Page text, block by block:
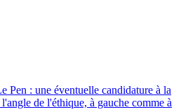
Pen : une éventuelle candidature à la
de l'éthique, à gauche comme à